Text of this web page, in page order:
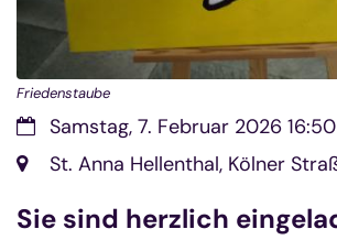
Friedenstaube
Datum:Samstag, 7. Februar 2026
Ort:St. Anna Hellenthal, Kölner
Sie sind herzlich